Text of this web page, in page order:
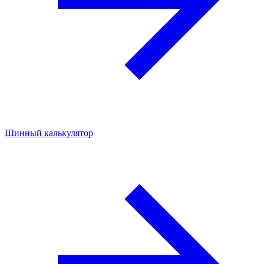
Шинный калькулятор